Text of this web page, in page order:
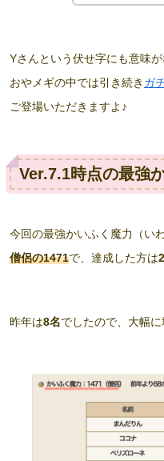
Yさんという伏せ字にも意味が
おやメギの中では引き続き ガ
ご登場いただきますよ♪
Ver.7.1時点の最強
今回の最強かいふく魔力（い
僧侶の1471で、達成した方は
昨年は8名でしたので、大幅に